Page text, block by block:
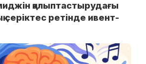
қалыптастырудағы
серіктес ретінде ивент-